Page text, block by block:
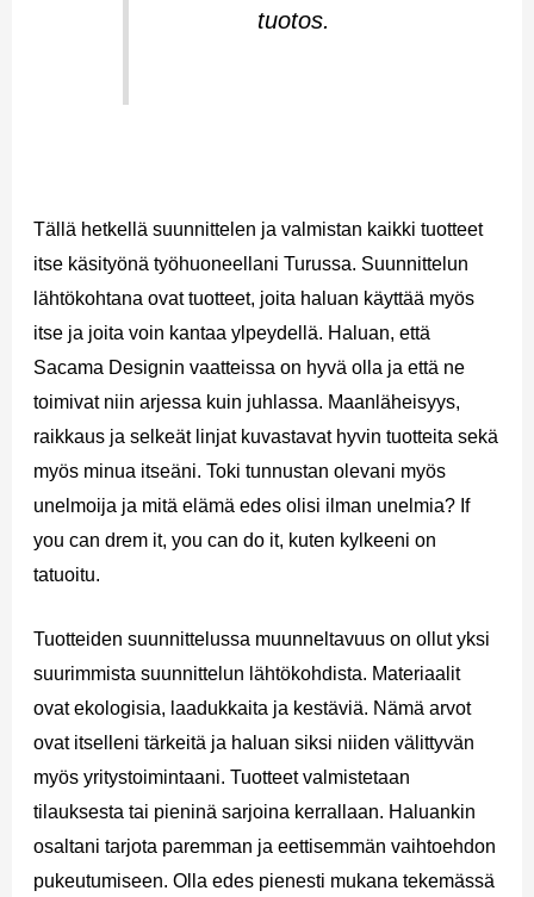
tuotos.
Tällä hetkellä suunnittelen ja valmistan kaikki tuotteet
itse käsityönä työhuoneellani Turussa. Suunnittelun
lähtökohtana ovat tuotteet, joita haluan käyttää myös
itse ja joita voin kantaa ylpeydellä. Haluan, että
Sacama Designin vaatteissa on hyvä olla ja että ne
toimivat niin arjessa kuin juhlassa. Maanläheisyys,
raikkaus ja selkeät linjat kuvastavat hyvin tuotteita sekä
myös minua itseäni. Toki tunnustan olevani myös
unelmoija ja mitä elämä edes olisi ilman unelmia? If
you can drem it, you can do it, kuten kylkeeni on
tatuoitu.
Tuotteiden suunnittelussa muunneltavuus on ollut yksi
suurimmista suunnittelun lähtökohdista. Materiaalit
ovat ekologisia, laadukkaita ja kestäviä. Nämä arvot
ovat itselleni tärkeitä ja haluan siksi niiden välittyvän
myös yritystoimintaani. Tuotteet valmistetaan
tilauksesta tai pieninä sarjoina kerrallaan. Haluankin
osaltani tarjota paremman ja eettisemmän vaihtoehdon
pukeutumiseen. Olla edes pienesti mukana tekemässä